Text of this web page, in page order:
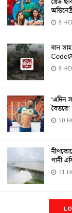
গ্ৰেড
8
বান
8
‘এদিন
বৈভৱে’
10
পানী
11